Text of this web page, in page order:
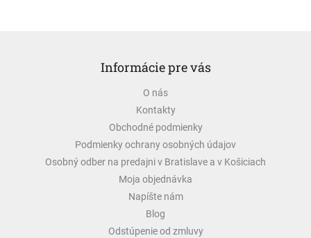
Informácie pre vás
O nás
Kontakty
Obchodné podmienky
Podmienky ochrany osobných údajov
Osobný odber na predajni v Bratislave a v Košiciach
Moja objednávka
Napíšte nám
Blog
Odstúpenie od zmluvy